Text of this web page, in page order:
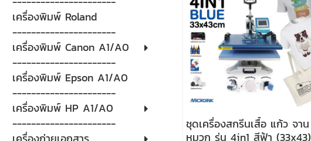
เครื่องพิมพ์ Roland
----------------------
เครื่องพิมพ์ Canon A1/A0
----------------------
เครื่องพิมพ์ Epson A1/A0
----------------------
เครื่องพิมพ์ HP A1/A0
----------------------
ชุดเครื่องสกรีนเสื้อ แก้ว จาน
หมวก รุ่น 4in1 สีฟ้า (33x43)